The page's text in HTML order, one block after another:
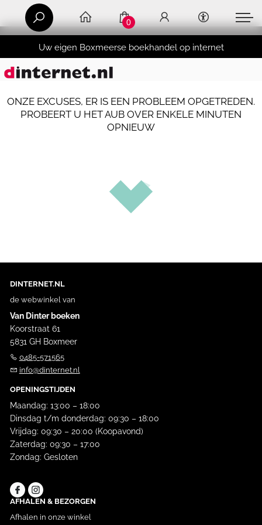
Uw eigen Boxmeerse boekhandel op internet
0
ONZE EXCUSES, ER IS EEN PROBLEEM OPGETREDEN.
PROBEERT U HET AUB OVER ENKELE MINUTEN
OPNIEUW
DINTERNET.NL
de webwinkel van
Van Dinter boeken
Koorstraat 61
5831 GH Boxmeer
0485-571565
info@dinternet.nl
OPENINGSTIJDEN
Maandag: 13:00 – 18:00
Dinsdag t/m donderdag: 09:30 – 18:00
Vrijdag: 09:30 – 20:00 (Koopavond)
Zaterdag: 09:30 – 17:00
Zondag: Gesloten
AFHALEN & BEZORGEN
Afhalen in onze winkel